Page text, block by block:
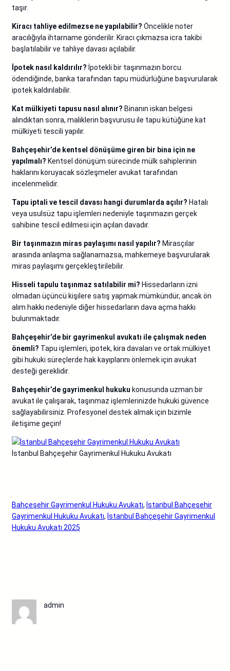
taşır.
Kiracı tahliye edilmezse ne yapılabilir? Öncelikle noter
aracılığıyla ihtarname gönderilir. Kiracı çıkmazsa icra takibi
başlatılabilir ve tahliye davası açılabilir.
İpotek nasıl kaldırılır? İpotekli bir taşınmazın borcu
ödendiğinde, banka tarafından tapu müdürlüğüne başvurularak
ipotek kaldırılabilir.
Kat mülkiyeti tapusu nasıl alınır? Binanın iskan belgesi
alındıktan sonra, maliklerin başvurusu ile tapu kütüğüne kat
mülkiyeti tescili yapılır.
Bahçeşehir’de kentsel dönüşüme giren bir bina için ne
yapılmalı? Kentsel dönüşüm sürecinde mülk sahiplerinin
haklarını koruyacak sözleşmeler avukat tarafından
incelenmelidir.
Tapu iptali ve tescil davası hangi durumlarda açılır? Hatalı
veya usulsüz tapu işlemleri nedeniyle taşınmazın gerçek
sahibine tescil edilmesi için açılan davadır.
Bir taşınmazın miras paylaşımı nasıl yapılır? Mirasçılar
arasında anlaşma sağlanamazsa, mahkemeye başvurularak
miras paylaşımı gerçekleştirilebilir.
Hisseli tapulu taşınmaz satılabilir mi? Hissedarların izni
olmadan üçüncü kişilere satış yapmak mümkündür, ancak ön
alım hakkı nedeniyle diğer hissedarların dava açma hakkı
bulunmaktadır.
Bahçeşehir’de bir gayrimenkul avukatı ile çalışmak neden
önemli? Tapu işlemleri, ipotek, kira davaları ve ortak mülkiyet
gibi hukuki süreçlerde hak kayıplarını önlemek için avukat
desteği gereklidir.
Bahçeşehir’de gayrimenkul hukuku konusunda uzman bir
avukat ile çalışarak, taşınmaz işlemlerinizde hukuki güvence
sağlayabilirsiniz. Profesyonel destek almak için bizimle
iletişime geçin!
İstanbul Bahçeşehir Gayrimenkul Hukuku Avukatı
Bahçeşehir Gayrimenkul Hukuku Avukatı, İstanbul Bahçeşehir
Gayrimenkul Hukuku Avukatı, İstanbul Bahçeşehir Gayrimenkul
Hukuku Avukatı 2025
admin